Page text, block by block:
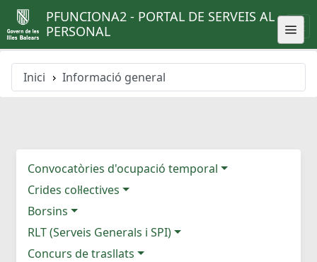
PFUNCIONA2 - PORTAL DE SERVEIS AL
PERSONAL
Inici Informació general
Convocatòries d'ocupació temporal
Crides col·lectives
Borsins
RLT (Serveis Generals i SPI)
Concurs de trasllats